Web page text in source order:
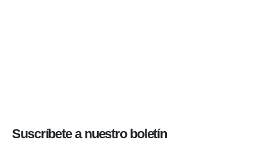
Suscríbete a nuestro boletín